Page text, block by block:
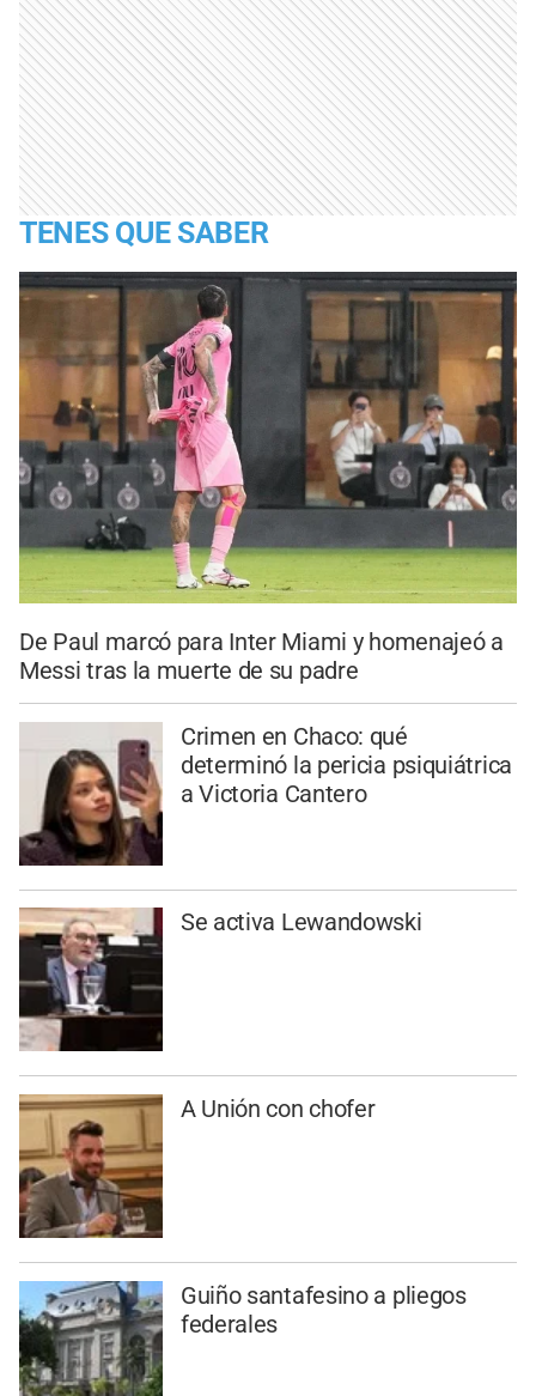
TENES QUE SABER
De Paul marcó para Inter Miami y homenajeó a
Messi tras la muerte de su padre
Crimen en Chaco: qué
determinó la pericia psiquiátrica
a Victoria Cantero
Se activa Lewandowski
A Unión con chofer
Guiño santafesino a pliegos
federales